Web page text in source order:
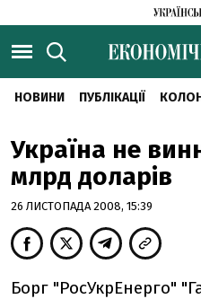
НОВИНИ ПУБЛІКАЦІЇ
Україна не
млрд доларів
26 ЛИСТОПАДА 2008, 15:39
Борг "РосУкрЕнерго"